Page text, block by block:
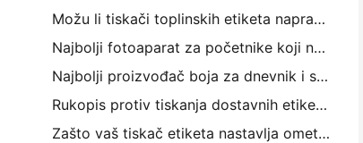
Možu li tiskači toplinskih etiketa napraviti vodootporne etikete za male proizvode?
Najbolji fotoaparat za početnike koji ne žele trošiti papir
Najbolji proizvođač boja za dnevnik i scrapbooking: Dodajte više boja na svaku stranicu
Rukopis protiv tiskanja dostavnih etiketa: Savjeti za mala poduzeća u 2026.
Zašto vaš tiskač etiketa nastavlja ometati?